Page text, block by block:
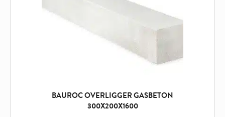
BAUROC OVERLIGGER GASBETON
300X200X1600